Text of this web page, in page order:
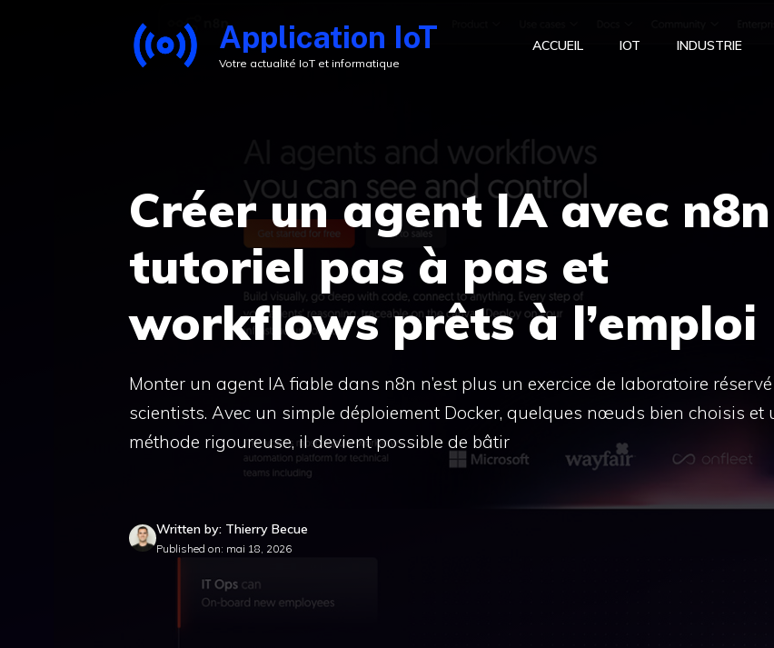
Application IoT
Votre actualité IoT et informatique
ACCUEIL IOT INDUSTRIE
Créer un agent IA avec
tutoriel pas à pas et
workflows prêts à l’emploi
Monter un agent IA fiable dans n8n n’est plus un exercice de laboratoire
scientists. Avec un simple déploiement Docker, quelques nœuds bien choisis et
méthode rigoureuse, il devient possible de bâtir
Written by: Thierry Becue
Published on: mai 18, 2026